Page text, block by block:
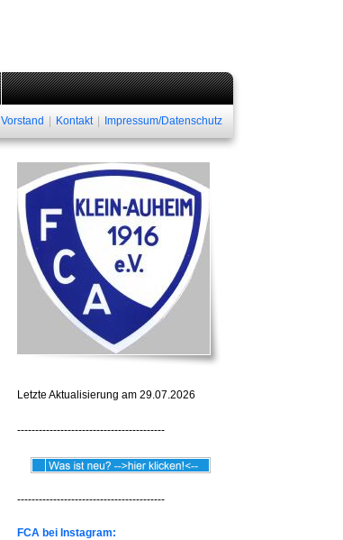
Vorstand Kontakt Impressum/Datenschutz
Letzte Aktualisierung am 29.07.2026
-----------------------------------------
-----------------------------------------
FCA bei Instagram: